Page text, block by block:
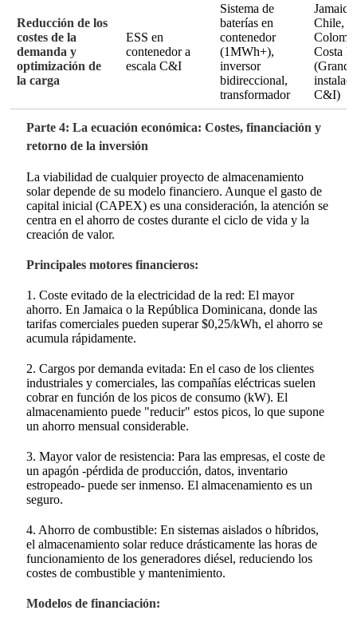
Reducción de los
costes de la
demanda y
optimización de
la carga
ESS en
contenedor a
escala C&I
Sistema de
baterías en
contenedor
(1MWh+),
inversor
bidireccional,
transformador
Jamaica,
Chile,
Costa
C&I)
Parte 4: La ecuación económica: Costes, financiación y
retorno de la inversión
La viabilidad de cualquier proyecto de almacenamiento
solar depende de su modelo financiero. Aunque el gasto de
capital inicial (CAPEX) es una consideración, la atención se
centra en el ahorro de costes durante el ciclo de vida y la
creación de valor.
Principales motores financieros:
1. Coste evitado de la electricidad de la red: El mayor
ahorro. En Jamaica o la República Dominicana, donde las
tarifas comerciales pueden superar $0,25/kWh, el ahorro se
acumula rápidamente.
2. Cargos por demanda evitada: En el caso de los clientes
industriales y comerciales, las compañías eléctricas suelen
cobrar en función de los picos de consumo (kW). El
almacenamiento puede "reducir" estos picos, lo que supone
un ahorro mensual considerable.
3. Mayor valor de resistencia: Para las empresas, el coste de
un apagón -pérdida de producción, datos, inventario
estropeado- puede ser inmenso. El almacenamiento es un
seguro.
4. Ahorro de combustible: En sistemas aislados o híbridos,
el almacenamiento solar reduce drásticamente las horas de
funcionamiento de los generadores diésel, reduciendo los
costes de combustible y mantenimiento.
Modelos de financiación: